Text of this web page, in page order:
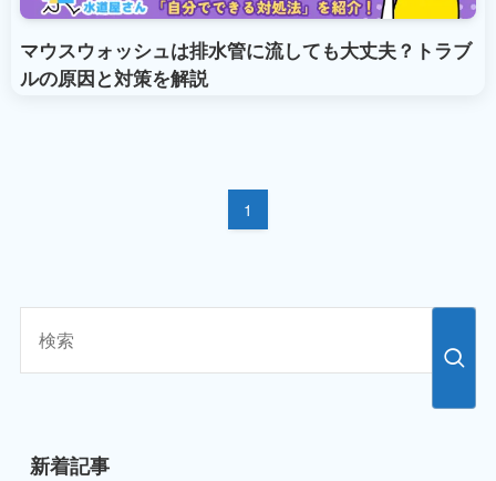
マウスウォッシュは排水管に流しても大丈夫？トラブ
ルの原因と対策を解説
1
新着記事